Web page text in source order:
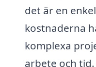
det är en
kostnaderna
komplexa
arbete och tid.